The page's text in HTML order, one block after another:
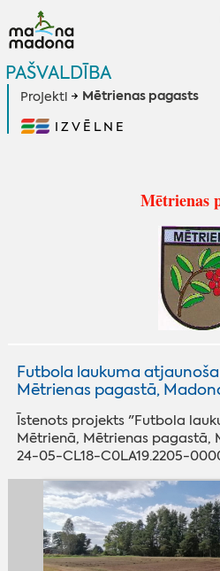
PAŠVALDĪBA
Projekti Mētrienas pagasts
IZVĒLNE
Mētrienas
Futbola laukuma
Mētrienas pagastā,
Īstenots projekts "Futbola
Mētrienā, Mētrienas pagastā,
24-05-CL18-C0LA19.2205-